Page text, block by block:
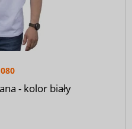
- kolor biały